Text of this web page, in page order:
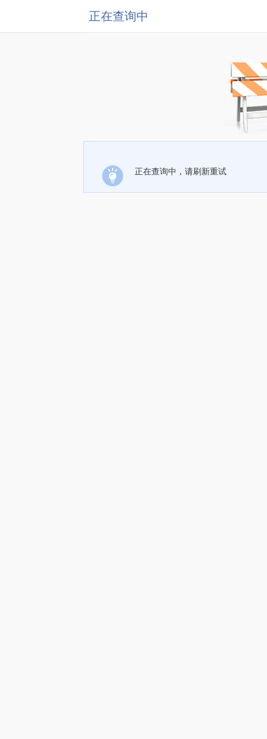
正在查询中
正在查询中，请刷新重试